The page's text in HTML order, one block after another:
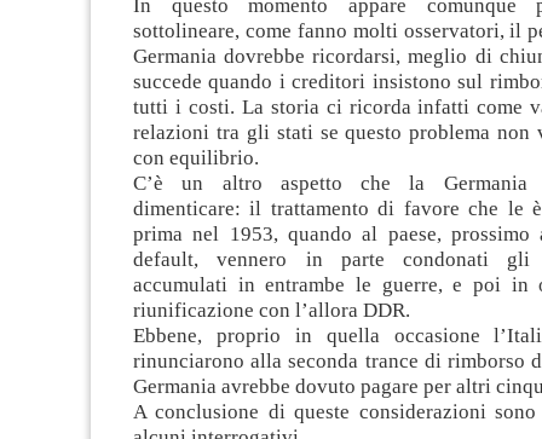
In questo momento appare comunque
sottolineare, come fanno molti osservatori, il
Germania dovrebbe ricordarsi, meglio di
succede quando i creditori insistono sul
tutti i costi. La storia ci ricorda infatti come
relazioni tra gli stati se questo problema non
con equilibrio.
C’è un altro aspetto che la Germania
dimenticare: il trattamento di favore che le
prima nel 1953, quando al paese, prossimo
default, vennero in parte condonati gli
accumulati in entrambe le guerre, e poi in
riunificazione con l’allora DDR.
Ebbene, proprio in quella occasione
rinunciarono alla seconda trance di rimborso
Germania avrebbe dovuto pagare per altri
A conclusione di queste considerazioni